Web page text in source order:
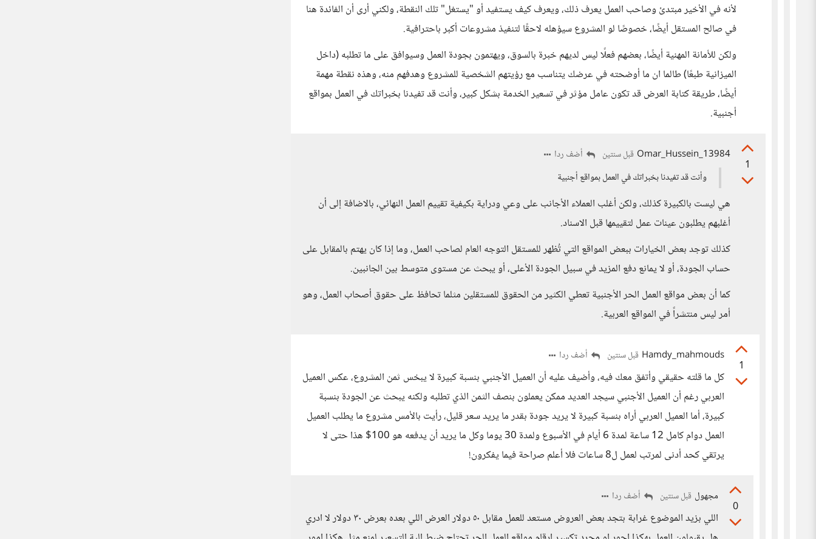
لأنه في الأخير مبتدئ وصاحب العمل يعرف ذلك، ويعرف كيف يستفيد أو "يستغل" تلك النقطة، ولكني أرى أن الفائدة هنا
في صالح المستقل أيضًا، خصوصًا لو المشروع سيؤهله لاحقًا لتنفيذ مشروعات أكبر باحترافية.
ولكن للأمانة المهنية أيضًا، بعضهم فعلًا ليس لديهم خبرة بالسوق، ويهتمون بجودة العمل وسيوافق على ما تطلبه (داخل
الميزانية طبعًا) طالما ان ما أوضحته في عرضك يتناسب مع رؤيتهم الشخصية للمشروع وهدفهم منه، وهذه نقطة مهمة
أيضًا، طريقة كتابة العرض قد تكون عامل مؤثر في تسعير الخدمة بشكل كبير، وأنت قد تفيدنا بخبراتك في العمل بمواقع
أجنبية.
1
Omar_Hussein_13984 قبل سنتين
أضف ردا
وأنت قد تفيدنا بخبراتك في العمل بمواقع أجنبية
هي ليست بالكبيرة كذلك، ولكن أغلب العملاء الأجانب على وعي ودراية بكيفية تقييم العمل النهائي، بالاضافة إلى أن
أغلبهم يطلبون عينات عمل لتقييمها قبل الاسناد.
كذلك توجد بعض الخيارات ببعض المواقع التي تُظهر للمستقل التوجه العام لصاحب العمل، وما إذا كان يهتم بالمقابل على
حساب الجودة، أو لا يمانع دفع المزيد في سبيل الجودة الأعلى، أو يبحث عن مستوى متوسط بين الجانبين.
كما أن بعض مواقع العمل الحر الأجنبية تعطي الكثير من الحقوق للمستقلين مثلما تحافظ على حقوق أصحاب العمل، وهو
أمر ليس منتشراً في المواقع العربية.
1
Hamdy_mahmouds قبل سنتين أضف ردا
كل ما قلته حقيقي وأتفق معك فيه، وأضيف عليه أن العميل الأجنبي بنسبة كبيرة لا يبخس ثمن المشروع، عكس العميل
العربي رغم أن العميل الأجنبي سيجد العديد ممكن يعملون بنصف الثمن الذي تطلبه ولكنه يبحث عن الجودة بنسبة
كبيرة، أما العميل العربي أراه بنسبة كبيرة لا يريد جودة بقدر ما يريد سعر قليل، رأيت بالأمس مشروع ما يطلب العميل
العمل دوام كامل 12 ساعة لمدة 6 أيام في الأسبوع ولمدة 30 يوما وكل ما يريد أن يدفعه هو 100$ هذا حتى لا
يرتقي كحد أدنى لمرتب لعمل ل8 ساعات فلا أعلم صراحة فيما يفكرون!
0
مجهول قبل سنتين أضف ردا
اللي بزيد الموضوع غرابة بتجد بعض العروض مستعد للعمل مقابل ٥٠ دولار العرض اللي بعده بعرض ٣٠ دولار لا ادري